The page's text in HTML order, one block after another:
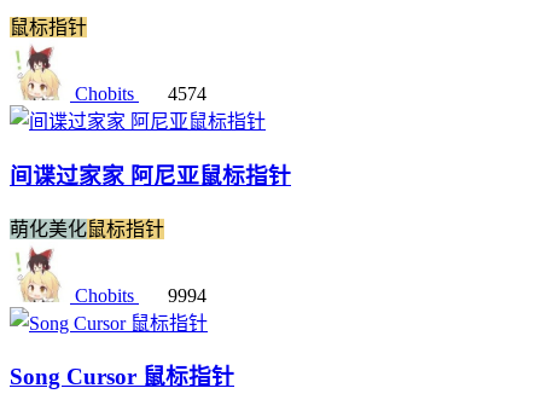
鼠标指针
Chobits 4574
间谍过家家 阿尼亚鼠标指针
萌化美化鼠标指针
Chobits 9994
Song Cursor 鼠标指针